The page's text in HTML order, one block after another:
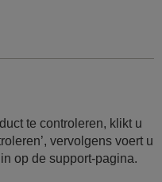
te controleren, klikt u
vervolgens voert u
op de support-pagina.